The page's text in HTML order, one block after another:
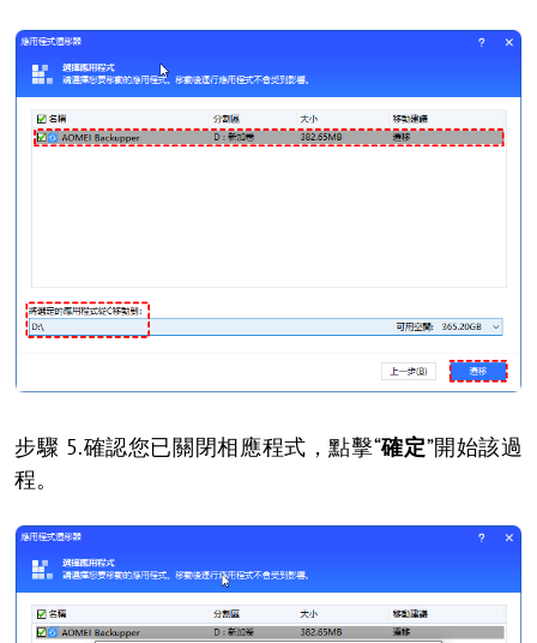
步驟 5.確認您已關閉相應程式，點擊“確定”開始該過
程。